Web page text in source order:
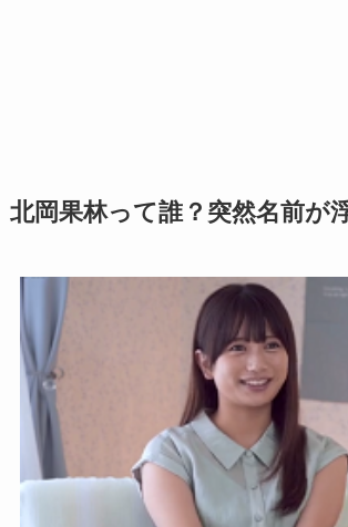
北岡果林って誰？突然名前が